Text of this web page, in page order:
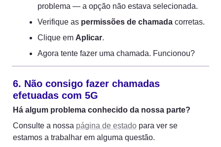
problema — a opção não estava selecionada.
Verifique as permissões de chamada corretas.
Clique em Aplicar.
Agora tente fazer uma chamada. Funcionou?
6. Não consigo fazer chamadas
efetuadas com 5G
Há algum problema conhecido da nossa parte?
Consulte a nossa página de estado para ver se
estamos a trabalhar em alguma questão.